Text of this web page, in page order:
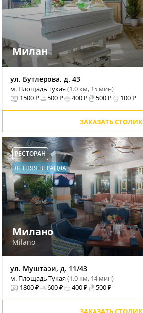
Милан
ул. Бутлерова, д. 43
м. Площадь Тукая(1.0 км, 15 мин)
1500 ₽
500 ₽ 400 ₽ 500 ₽ 100 ₽
ЗАКАЗАТЬ СТОЛИК
РЕСТОРАН
ЛЕТНЯЯ ВЕРАНДА
Милано
Milano
ул. Муштари, д. 11/43
м. Площадь Тукая(1.0 км, 14 мин)
1800 ₽
600 ₽ 400 ₽ 500 ₽
ЗАКАЗАТЬ СТОЛИК